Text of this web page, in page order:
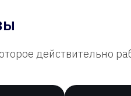
действительно